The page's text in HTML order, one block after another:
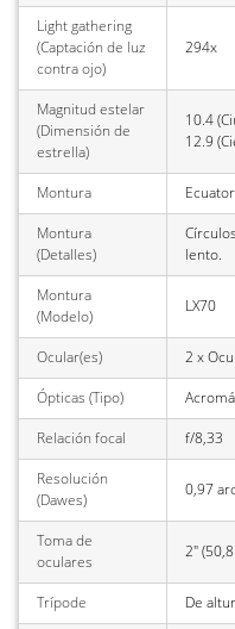
Light gathering
(Captación de luz
contra ojo)
294x
Magnitud estelar
(Dimensión de
estrella)
10.4
12.9
Montura
Montura
(Detalles)
lento.
Montura
(Modelo)
LX70
Ocular(es)
2 x
Ópticas (Tipo)
Relación focal
f/8,33
Resolución
(Dawes)
0,97
Toma de
oculares
2"
Trípode
De